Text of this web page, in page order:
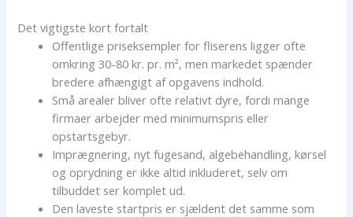
Det vigtigste kort fortalt
Offentlige priseksempler for fliserens ligger ofte
omkring 30-80 kr. pr. m², men markedet spænder
bredere afhængigt af opgavens indhold.
Små arealer bliver ofte relativt dyre, fordi mange
firmaer arbejder med minimumspris eller
opstartsgebyr.
Imprægnering, nyt fugesand, algebehandling, kørsel
og oprydning er ikke altid inkluderet, selv om
tilbuddet ser komplet ud.
Den laveste startpris er sjældent det samme som